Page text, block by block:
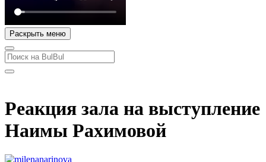
Раскрыть меню
Реакция зала на выступление
Наимы Рахимовой